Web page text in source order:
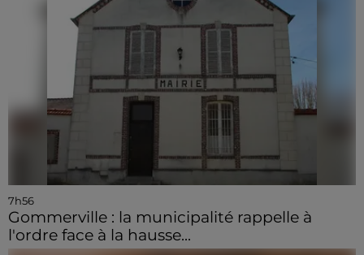
7h56
Gommerville : la municipalité rappelle à
l'ordre face à la hausse...